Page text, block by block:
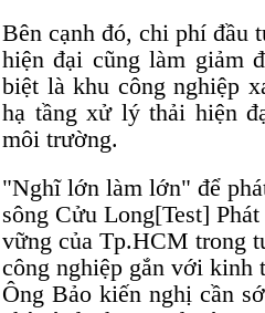
Bên cạnh đó, chi phí đầu
hiện đại cũng làm giảm
biệt là khu công nghiệp
hạ tầng xử lý thải hiện
môi trường.
"Nghĩ lớn làm lớn" để
sông Cửu Long[Test]
vững của Tp.HCM trong
công nghiệp gắn với kinh
Ông Bảo kiến nghị cần